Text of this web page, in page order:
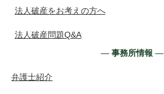
法人破産をお考えの方へ
法人破産問題Q&A
― 事務所情報 ―
弁護士紹介